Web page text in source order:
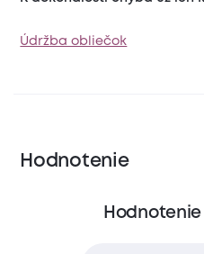
Údržba obliečok
Hodnotenie